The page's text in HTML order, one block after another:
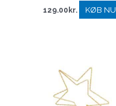
129.00 kr. KØB NU